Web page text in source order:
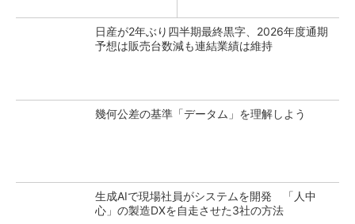
日産が2年ぶり四半期最終黒字、2026年度通期
予想は販売台数減も連結業績は維持
幾何公差の基準「データム」を理解しよう
生成AIで現場社員がシステムを開発 「人中
心」の製造DXを自走させた3社の方法